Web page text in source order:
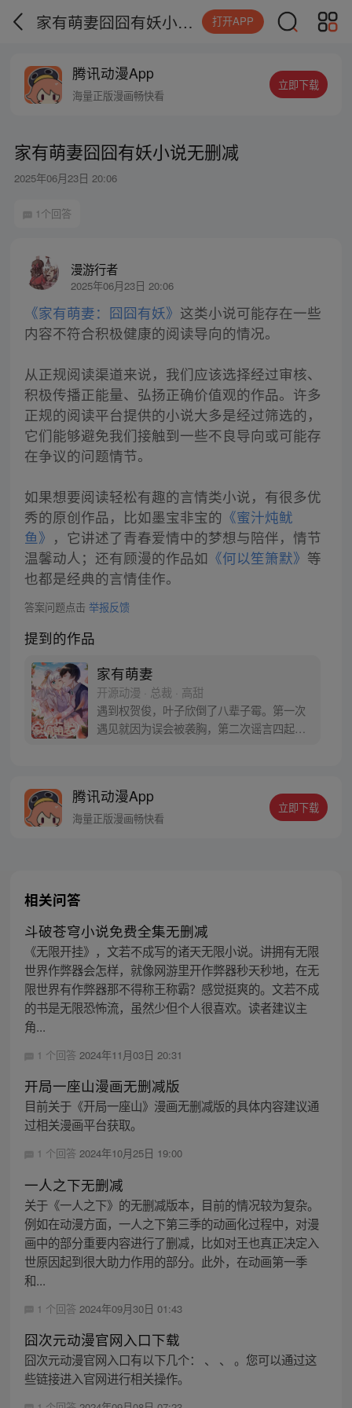
家有萌妻囧囧有妖小说无删减 打开APP
腾讯动漫App
海量正版漫画畅快看
立即下载
家有萌妻囧囧有妖小说无删减
2025年06月23日 20:06
1个回答
漫游行者
2025年06月23日 20:06
《家有萌妻：囧囧有妖》 这类小说可能存在一些
内容不符合积极健康的阅读导向的情况。
从正规阅读渠道来说，我们应该选择经过审核、
积极传播正能量、弘扬正确价值观的作品。许多
正规的阅读平台提供的小说大多是经过筛选的，
它们能够避免我们接触到一些不良导向或可能存
在争议的问题情节。
如果想要阅读轻松有趣的言情类小说，有很多优
秀的原创作品，比如墨宝非宝的 《蜜汁炖鱿
鱼》 ，它讲述了青春爱情中的梦想与陪伴，情节
温馨动人；还有顾漫的作品如 《何以笙箫默》 等
也都是经典的言情佳作。
答案问题点击 举报反馈
提到的作品
家有萌妻
开源动漫 · 总裁 · 高甜
遇到权贺俊，叶子欣倒了八辈子霉。第一次
遇见就因为误会被袭胸，第二次谣言四起，
为……真香？（每周一更新~）
腾讯动漫App
海量正版漫画畅快看
立即下载
相关问答
斗破苍穹小说免费全集无删减
《无限开挂》，文若不成写的诸天无限小说。讲拥有无限
世界作弊器会怎样，就像网游里开作弊器秒天秒地，在无
限世界有作弊器那不得称王称霸？感觉挺爽的。文若不成
的书是无限恐怖流，虽然少但个人很喜欢。读者建议主
角...
1 个回答 2024年11月03日 20:31
开局一座山漫画无删减版
目前关于《开局一座山》漫画无删减版的具体内容建议通
过相关漫画平台获取。
1 个回答 2024年10月25日 19:00
一人之下无删减
关于《一人之下》的无删减版本，目前的情况较为复杂。
例如在动漫方面，一人之下第三季的动画化过程中，对漫
画中的部分重要内容进行了删减，比如对王也真正决定入
世原因起到很大助力作用的部分。此外，在动画第一季
和...
1 个回答 2024年09月30日 01:43
囧次元动漫官网入口下载
囧次元动漫官网入口有以下几个： 、 、 。您可以通过这
些链接进入官网进行相关操作。